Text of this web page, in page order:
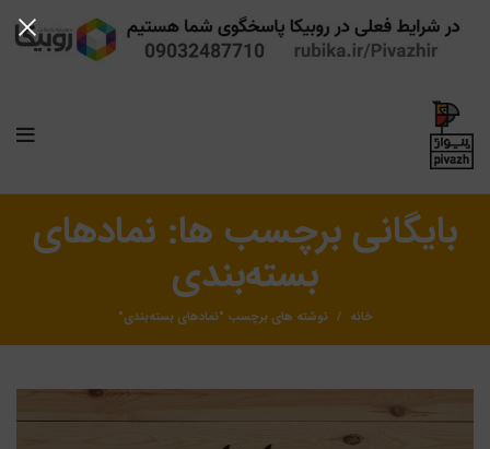
بایگانی برچسب ها: نمادهای
بسته‌بندی
خانه نوشته های برچسب "نمادهای بسته‌بندی"